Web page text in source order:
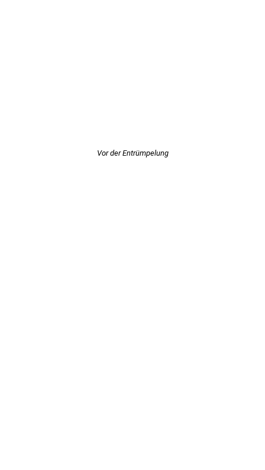
Vor der Entrümpelung